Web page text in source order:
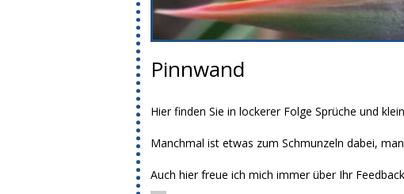
Pinnwand
Hier finden Sie in lockerer Folge Sprüche und
Manchmal ist etwas zum Schmunzeln dabei,
Auch hier freue ich mich immer über Ihr